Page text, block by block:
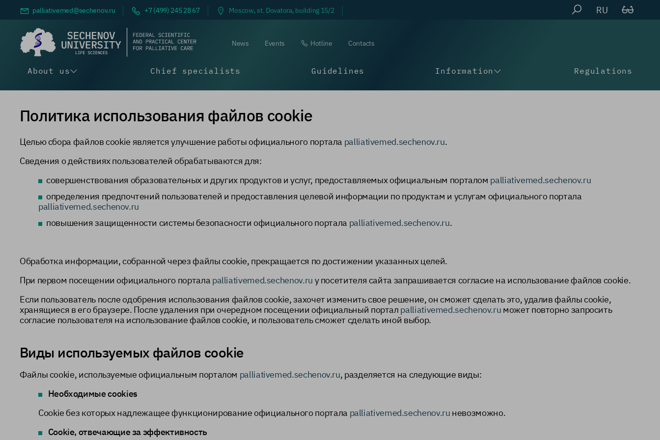
palliativemed@sechenov.ru +7 (499) 245 28 67 Moscow, st. Dovatora, building 15/2 RU
News Events Hotline Contacts
About us Chief specialists Guidelines Information Regulations
Политика использования файлов cookie
Целью сбора файлов cookie является улучшение работы официального портала palliativemed.sechenov.ru.
Сведения о действиях пользователей обрабатываются для:
совершенствования образовательных и других продуктов и услуг, предоставляемых официальным порталом palliativemed.sechenov.ru
определения предпочтений пользователей и предоставления целевой информации по продуктам и услугам официального портала
palliativemed.sechenov.ru
повышения защищенности системы безопасности официального портала palliativemed.sechenov.ru.
Обработка информации, собранной через файлы cookie, прекращается по достижении указанных целей.
При первом посещении официального портала palliativemed.sechenov.ru у посетителя сайта запрашивается согласие на использование файлов cookie.
Если пользователь после одобрения использования файлов cookie, захочет изменить свое решение, он сможет сделать это, удалив файлы cookie,
хранящиеся в его браузере. После удаления при очередном посещении официальный портал palliativemed.sechenov.ru может повторно запросить
согласие пользователя на использование файлов cookie, и пользователь сможет сделать иной выбор.
Виды используемых файлов cookie
Файлы cookie, используемые официальным порталом palliativemed.sechenov.ru, разделяется на следующие виды:
Необходимые cookies
Сookie без которых надлежащее функционирование официального портала palliativemed.sechenov.ru невозможно.
Cookie, отвечающие за эффективность